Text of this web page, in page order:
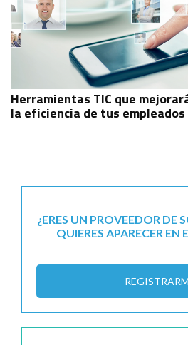
Herramientas TIC que
la eficiencia de tus empleados
¿ERES UN PROVEEDOR DE
QUIERES APARECER EN